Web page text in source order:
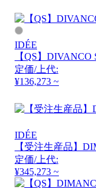
IDÉE
【QS】DIVANCO
定価/上代:
¥136,273 ~
IDÉE
【受注生産品】
定価/上代:
¥345,273 ~